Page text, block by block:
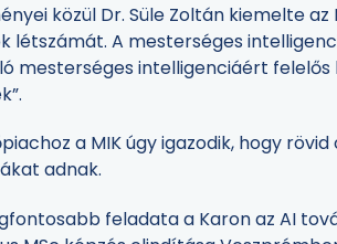
közül Dr. Süle Zoltán kiemelte
létszámát. A mesterséges
mesterséges intelligenciáért
a MIK úgy igazodik, hogy
adnak.
feladata a Karon az AI